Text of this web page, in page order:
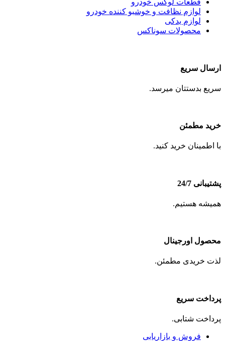
قطعات لوکس خودرو
لوازم نظافت و خوشبو کننده خودرو
لوازم یدکی
محصولات سوناکس
ارسال سریع
سریع بدستتان میرسد.
خرید مطمئن
با اطمینان خرید کنید.
پشتیبانی 24/7
همیشه هستیم.
محصول اورجینال
لذت خریدی مطمئن.
پرداخت سریع
پرداخت شتابی.
فروش و بازاریابی